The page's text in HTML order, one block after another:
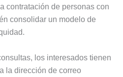
contratación de personas con
consolidar un modelo de
los interesados tienen
la dirección de correo